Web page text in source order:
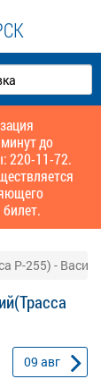
до
220-11-72.
Р-255) -
09 авг